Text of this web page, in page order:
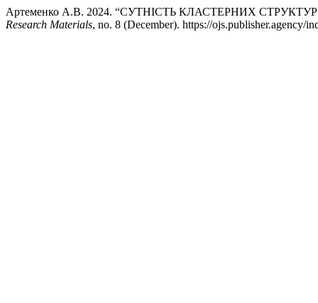
Артеменко А.В. 2024. “СУТНІСТЬ КЛАСТЕРНИХ
Research Materials, no. 8 (December). https://ojs.publisher.agency/